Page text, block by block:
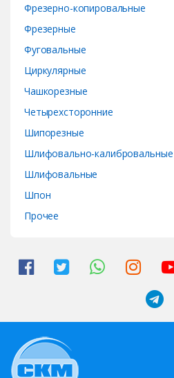
Фрезерно-копировальные
Фрезерные
Фуговальные
Циркулярные
Чашкорезные
Четырехсторонние
Шипорезные
Шлифовально-калибровальные
Шлифовальные
Шпон
Прочее